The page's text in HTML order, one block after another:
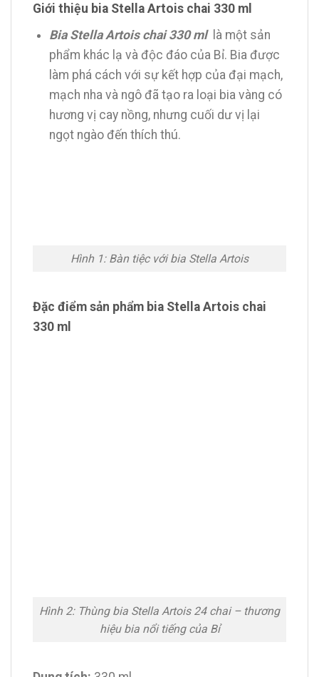
Giới thiệu bia Stella Artois chai 330 ml
Bia Stella Artois chai 330 ml là một sản
phẩm khác lạ và độc đáo của Bỉ. Bia được
làm phá cách với sự kết hợp của đại mạch,
mạch nha và ngô đã tạo ra loại bia vàng có
hương vị cay nồng, nhưng cuối dư vị lại
ngọt ngào đến thích thú.
Hình 1: Bàn tiệc với bia Stella Artois
Đặc điểm sản phẩm bia Stella Artois chai
330 ml
Hình 2: Thùng bia Stella Artois 24 chai – thương
hiệu bia nổi tiếng của Bỉ